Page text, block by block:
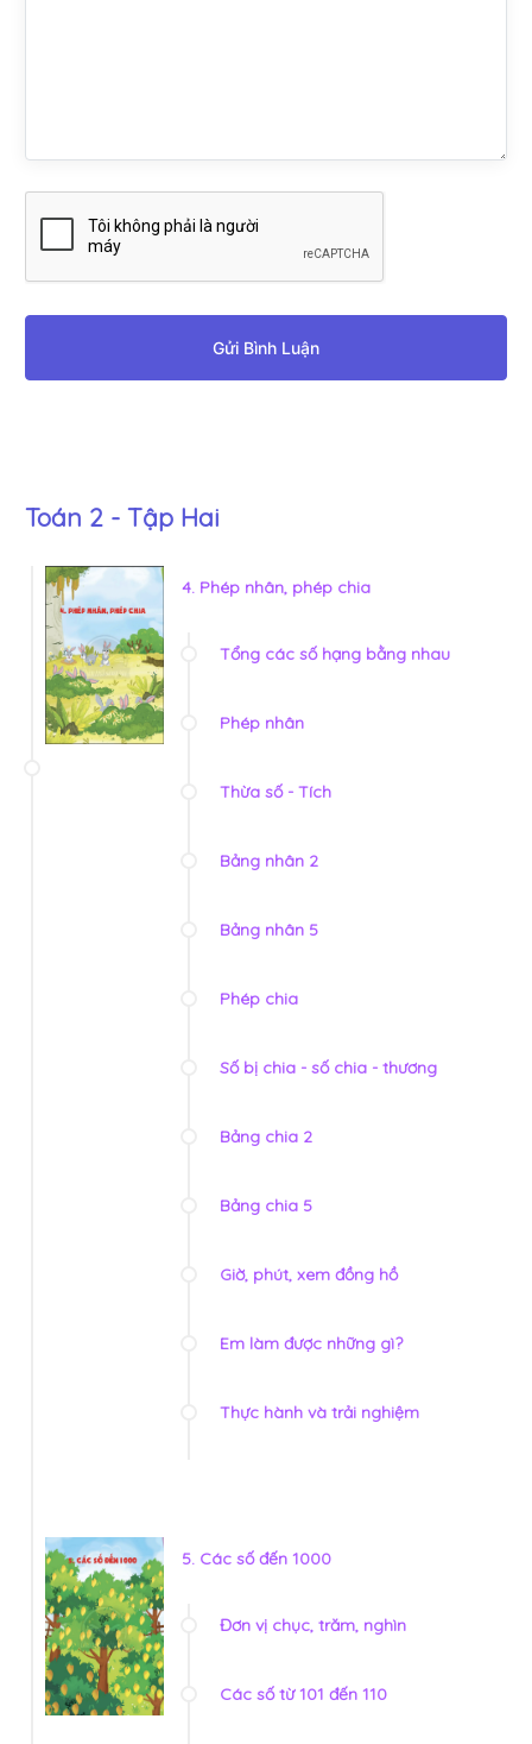
Gửi Bình Luận
Toán 2 - Tập Hai
4. Phép nhân, phép chia
Tổng các số hạng bằng nhau
Phép nhân
Thừa số - Tích
Bảng nhân 2
Bảng nhân 5
Phép chia
Số bị chia - số chia - thương
Bảng chia 2
Bảng chia 5
Giờ, phút, xem đồng hồ
Em làm được những gì?
Thực hành và trải nghiệm
5. Các số đến 1000
Đơn vị chục, trăm, nghìn
Các số từ 101 đến 110